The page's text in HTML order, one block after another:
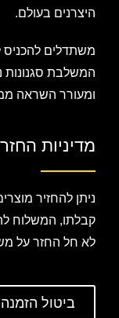
היצרנים בעולם.
משתדלים להכניס
המשלבת סגנונות
ומעורר השראה
מדיניות
קבלתו, המשלוח
לא חל החזר על
ביטול הזמנה